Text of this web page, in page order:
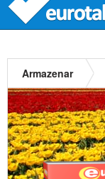
Armazenar